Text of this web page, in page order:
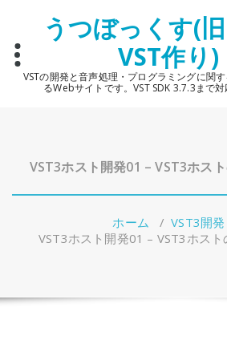
うつぼっくす(
VST作り)
VSTの開発と音声処理・プログラミングに関
るWebサイトです。VST SDK 3.7.3まで対
VST3ホスト開発01 – VST3ホス
ホーム /VST3開発
VST3ホスト開発01 – VST3ホス